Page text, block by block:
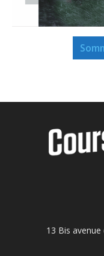
13 Bis